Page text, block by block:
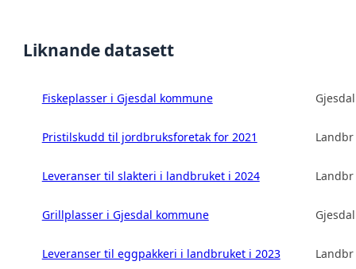
Liknande datasett
Fiskeplasser i Gjesdal kommune
Pristilskudd til jordbruksforetak for 2021
Leveranser til slakteri i landbruket i 2024
Grillplasser i Gjesdal kommune
Leveranser til eggpakkeri i landbruket i 2023